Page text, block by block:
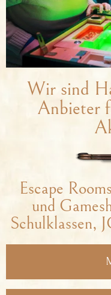
Wir sind
Anbieter
Escape
und
Schulklassen,